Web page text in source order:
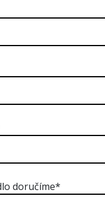
doručíme*